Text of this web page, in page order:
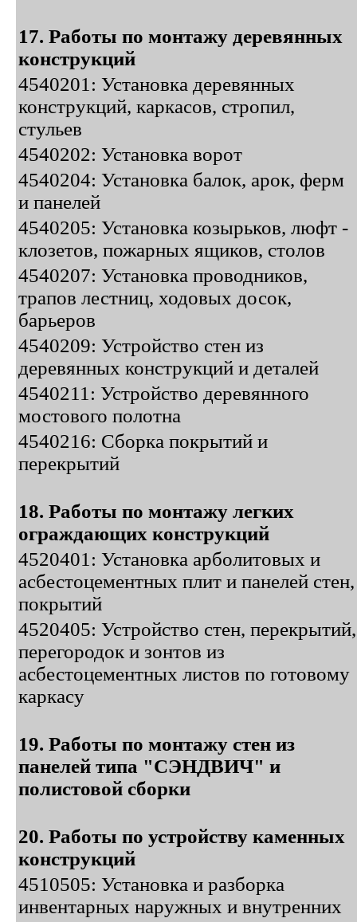
17. Работы по монтажу деревянных
конструкций
4540201: Установка деревянных
конструкций, каркасов, стропил,
стульев
4540202: Установка ворот
4540204: Установка балок, арок, ферм
и панелей
4540205: Установка козырьков, люфт -
клозетов, пожарных ящиков, столов
4540207: Установка проводников,
трапов лестниц, ходовых досок,
барьеров
4540209: Устройство стен из
деревянных конструкций и деталей
4540211: Устройство деревянного
мостового полотна
4540216: Сборка покрытий и
перекрытий
18. Работы по монтажу легких
ограждающих конструкций
4520401: Установка арболитовых и
асбестоцементных плит и панелей стен,
покрытий
4520405: Устройство стен, перекрытий,
перегородок и зонтов из
асбестоцементных листов по готовому
каркасу
19. Работы по монтажу стен из
панелей типа "СЭНДВИЧ" и
полистовой сборки
20. Работы по устройству каменных
конструкций
4510505: Установка и разборка
инвентарных наружных и внутренних